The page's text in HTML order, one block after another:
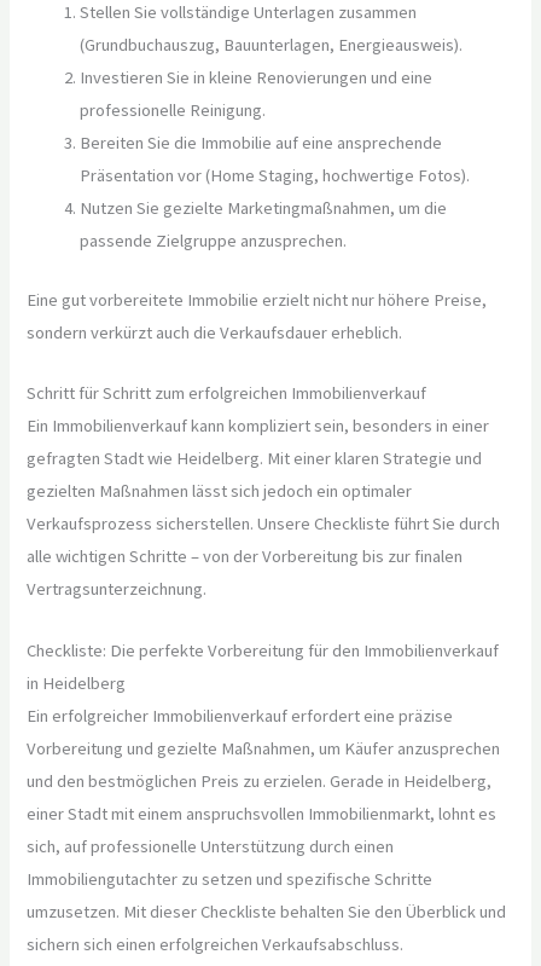
Stellen Sie vollständige Unterlagen zusammen
(Grundbuchauszug, Bauunterlagen, Energieausweis).
Investieren Sie in kleine Renovierungen und eine
professionelle Reinigung.
Bereiten Sie die Immobilie auf eine ansprechende
Präsentation vor (Home Staging, hochwertige Fotos).
Nutzen Sie gezielte Marketingmaßnahmen, um die
passende Zielgruppe anzusprechen.
Eine gut vorbereitete Immobilie erzielt nicht nur höhere Preise,
sondern verkürzt auch die Verkaufsdauer erheblich.
Schritt für Schritt zum erfolgreichen Immobilienverkauf
Ein Immobilienverkauf kann kompliziert sein, besonders in einer
gefragten Stadt wie Heidelberg. Mit einer klaren Strategie und
gezielten Maßnahmen lässt sich jedoch ein optimaler
Verkaufsprozess sicherstellen. Unsere Checkliste führt Sie durch
alle wichtigen Schritte – von der Vorbereitung bis zur finalen
Vertragsunterzeichnung.
Checkliste: Die perfekte Vorbereitung für den Immobilienverkauf
in Heidelberg
Ein erfolgreicher Immobilienverkauf erfordert eine präzise
Vorbereitung und gezielte Maßnahmen, um Käufer anzusprechen
und den bestmöglichen Preis zu erzielen. Gerade in Heidelberg,
einer Stadt mit einem anspruchsvollen Immobilienmarkt, lohnt es
sich, auf professionelle Unterstützung durch einen
Immobiliengutachter zu setzen und spezifische Schritte
umzusetzen. Mit dieser Checkliste behalten Sie den Überblick und
sichern sich einen erfolgreichen Verkaufsabschluss.